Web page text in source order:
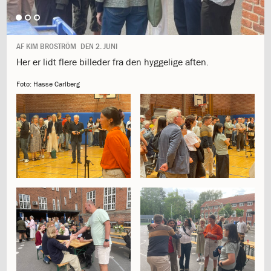
days
of
giving
it
Grow
1.13:
Move
it!
1.14:
Ucycle
We
cycle
Recycle
1.15:
Historie
1.16:
Bombningen
af
Institut
Jeanne
d’Arc
1.17:
Markering
af
AF KIM BROSTRÖM DEN 2. JUNI
Her er lidt flere billeder fra den hyggelige aften.
Foto: Hasse Carlberg